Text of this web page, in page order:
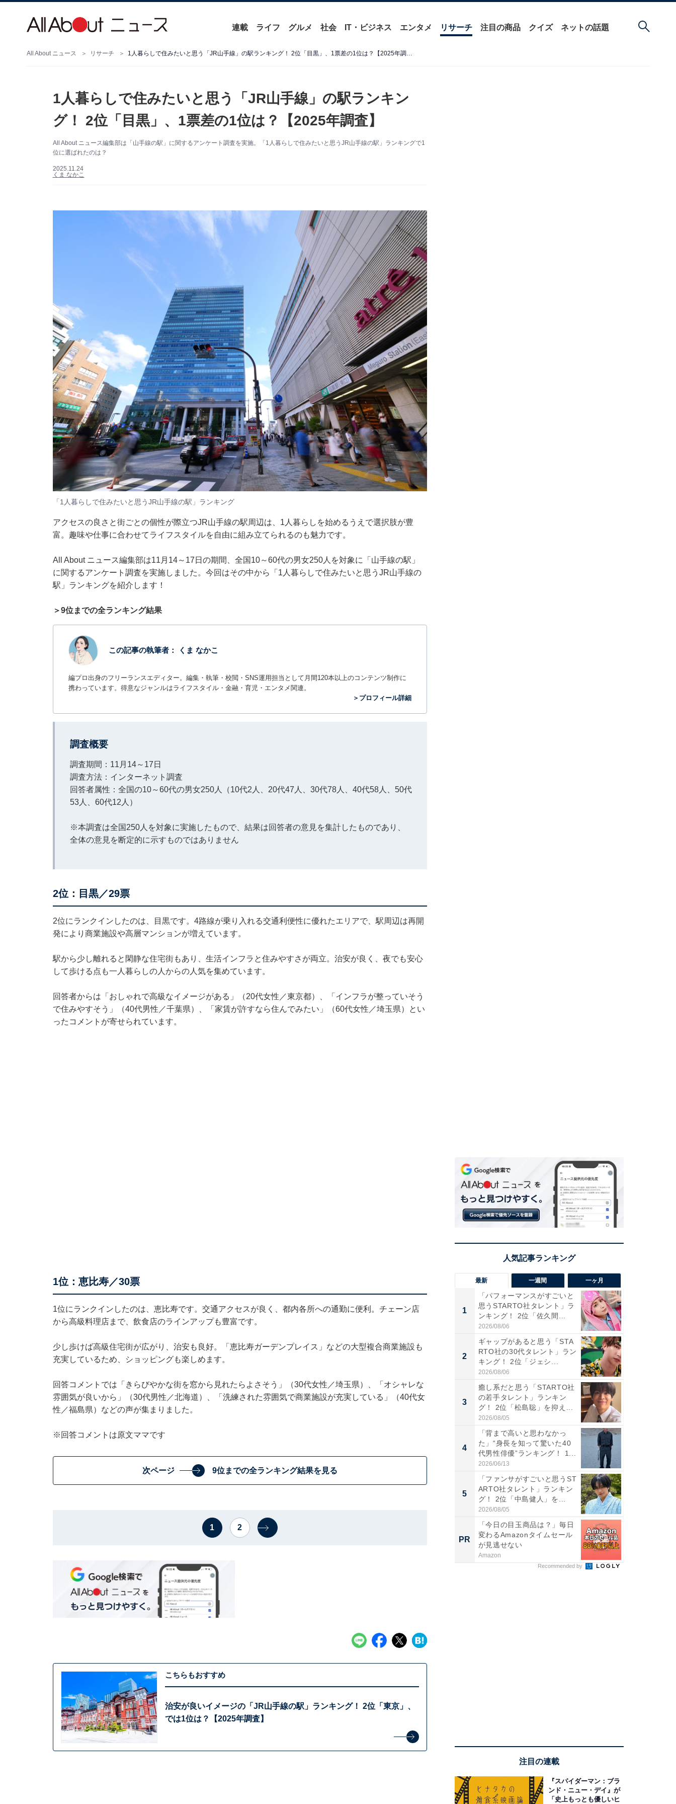
連載 ライフ グルメ 社会 IT・ビジネス エンタメ リサーチ 注目の商品 クイズ ネットの話題
All About ニュース リサーチ 1人暮らしで住みたいと思う「JR山手線」の駅ランキング！ 2位「目黒」、1票差の1位は？【2025年調査】
1人暮らしで住みたいと思う「JR山手線」の駅ランキン
グ！ 2位「目黒」、1票差の1位は？【2025年調査】
All About ニュース編集部は「山手線の駅」に関するアンケート調査を実施。「1人暮らしで住みたいと思うJR山手線の駅」ランキングで1
位に選ばれたのは？
2025.11.24
くま なかこ
「1人暮らしで住みたいと思うJR山手線の駅」ランキング
アクセスの良さと街ごとの個性が際立つJR山手線の駅周辺は、1人暮らしを始めるうえで選択肢が豊
富。趣味や仕事に合わせてライフスタイルを自由に組み立てられるのも魅力です。
All About ニュース編集部は11月14～17日の期間、全国10～60代の男女250人を対象に「山手線の駅」
に関するアンケート調査を実施しました。今回はその中から「1人暮らしで住みたいと思うJR山手線の
駅」ランキングを紹介します！
＞9位までの全ランキング結果
この記事の執筆者： くま なかこ
編プロ出身のフリーランスエディター。編集・執筆・校閲・SNS運用担当として月間120本以上のコンテンツ制作に
携わっています。得意なジャンルはライフスタイル・金融・育児・エンタメ関連。
＞プロフィール詳細
調査概要
調査期間：11月14～17日
調査方法：インターネット調査
回答者属性：全国の10～60代の男女250人（10代2人、20代47人、30代78人、40代58人、50代
53人、60代12人）
※本調査は全国250人を対象に実施したもので、結果は回答者の意見を集計したものであり、
全体の意見を断定的に示すものではありません
2位：目黒／29票
2位にランクインしたのは、目黒です。4路線が乗り入れる交通利便性に優れたエリアで、駅周辺は再開
発により商業施設や高層マンションが増えています。
駅から少し離れると閑静な住宅街もあり、生活インフラと住みやすさが両立。治安が良く、夜でも安心
して歩ける点も一人暮らしの人からの人気を集めています。
回答者からは「おしゃれで高級なイメージがある」（20代女性／東京都）、「インフラが整っていそう
で住みやすそう」（40代男性／千葉県）、「家賃が許すなら住んでみたい」（60代女性／埼玉県）とい
ったコメントが寄せられています。
1位：恵比寿／30票
1位にランクインしたのは、恵比寿です。交通アクセスが良く、都内各所への通勤に便利。チェーン店
から高級料理店まで、飲食店のラインアップも豊富です。
少し歩けば高級住宅街が広がり、治安も良好。「恵比寿ガーデンプレイス」などの大型複合商業施設も
充実しているため、ショッピングも楽しめます。
回答コメントでは「きらびやかな街を窓から見れたらよさそう」（30代女性／埼玉県）、「オシャレな
雰囲気が良いから」（30代男性／北海道）、「洗練された雰囲気で商業施設が充実している」（40代女
性／福島県）などの声が集まりました。
※回答コメントは原文ママです
次ページ 9位までの全ランキング結果を見る
1 2
こちらもおすすめ
治安が良いイメージの「JR山手線の駅」ランキング！ 2位「東京」、
では1位は？【2025年調査】
最新 一週間 一ヶ月
1
「パフォーマンスがすごいと
思うSTARTO社タレント」ラ
ンキング！ 2位「佐久間...
2026/08/06
2
ギャップがあると思う「STA
RTO社の30代タレント」ラン
キング！ 2位「ジェシ...
2026/08/06
3
癒し系だと思う「STARTO社
の若手タレント」ランキン
グ！ 2位「松島聡」を抑え...
2026/08/05
4
「背まで高いと思わなかっ
た」“身長を知って驚いた40
代男性俳優”ランキング！ 1...
2026/06/13
5
「ファンサがすごいと思うST
ARTO社タレント」ランキン
グ！ 2位「中島健人」を...
2026/08/05
PR
「今日の目玉商品は？」毎日
変わるAmazonタイムセール
が見逃せない
Amazon
Recommended by
注目の連載
『スパイダーマン：ブラ
ンド・ニュー・デイ』が
「史上もっとも優しいヒ